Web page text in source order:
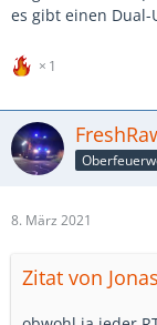
es gibt einen Dual-
1
8. März 2021
Zitat von